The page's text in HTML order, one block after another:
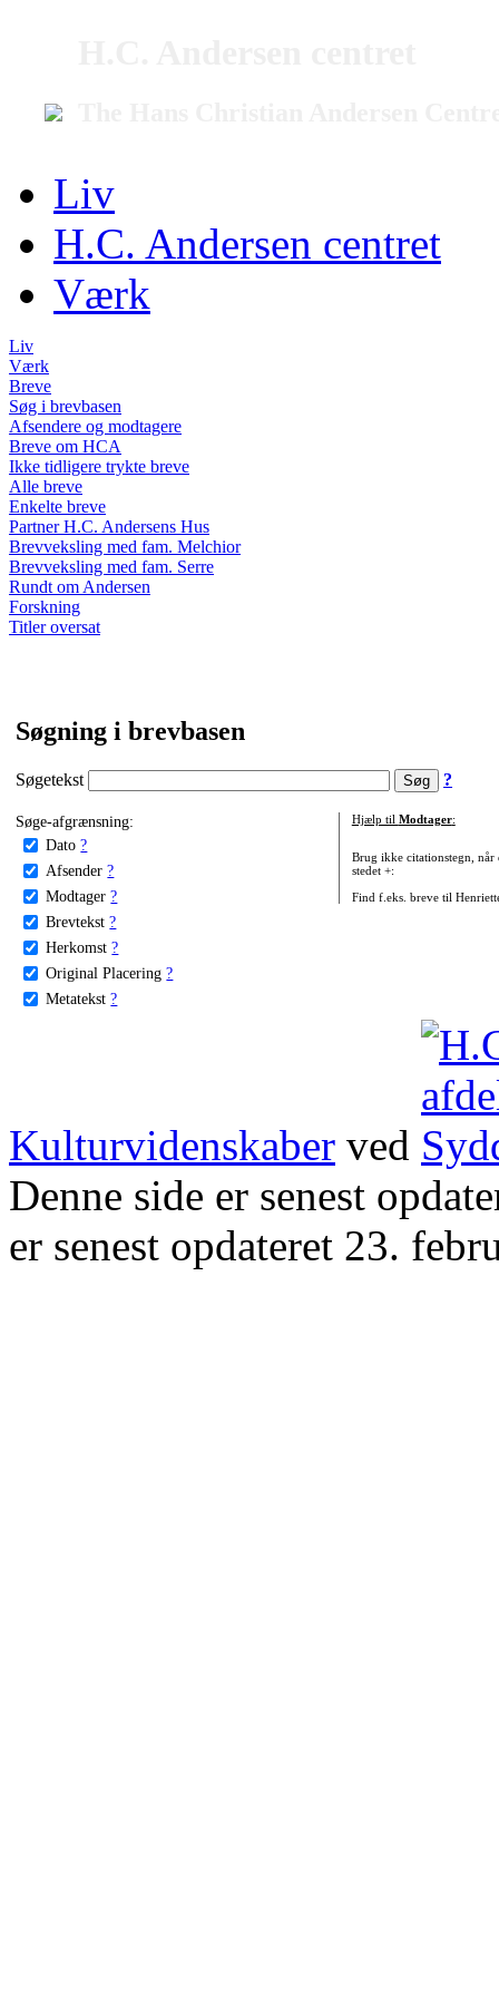
Liv
H.C. Andersen centret
Værk
Liv
Værk
Breve
Søg i brevbasen
Afsendere og modtagere
Breve om HCA
Ikke tidligere trykte breve
Alle breve
Enkelte breve
Partner H.C. Andersens Hus
Brevveksling med fam. Melchior
Brevveksling med fam. Serre
Rundt om Andersen
Forskning
Titler oversat
Søgning i brevbasen
Søgetekst ?
Søge-afgrænsning:
Dato ?
Afsender ?
Modtager ?
Brevtekst ?
Herkomst ?
Original Placering ?
Metatekst ?
Hjælp til Modtager:
Brug ikke citationstegn, når
stedet +:
Find f.eks. breve til
Kulturvidenskaber ved
Denne side er senest
er senest opdateret 23.